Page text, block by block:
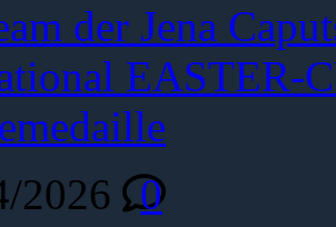
der Jena
EASTER-
2026
0